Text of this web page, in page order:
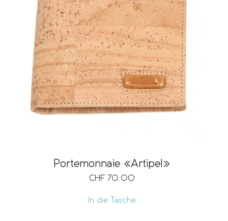
Portemonnaie «Artipel»
CHF 70.00
In die Tasche